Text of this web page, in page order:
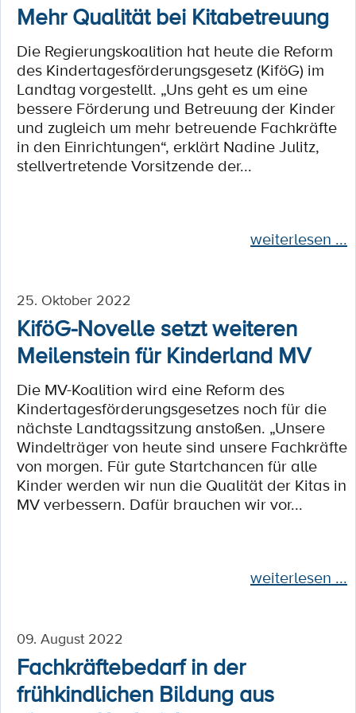
Mehr Qualität bei Kitabetreuung
Die Regierungskoalition hat heute die Reform
des Kindertagesförderungsgesetz (KiföG) im
Landtag vorgestellt. „Uns geht es um eine
bessere Förderung und Betreuung der Kinder
und zugleich um mehr betreuende Fachkräfte
in den Einrichtungen“, erklärt Nadine Julitz,
stellvertretende Vorsitzende der...
weiterlesen ...
25. Oktober 2022
KiföG-Novelle setzt weiteren
Meilenstein für Kinderland MV
Die MV-Koalition wird eine Reform des
Kindertagesförderungsgesetzes noch für die
nächste Landtagssitzung anstoßen. „Unsere
Windelträger von heute sind unsere Fachkräfte
von morgen. Für gute Startchancen für alle
Kinder werden wir nun die Qualität der Kitas in
MV verbessern. Dafür brauchen wir vor...
weiterlesen ...
09. August 2022
Fachkräftebedarf in der
frühkindlichen Bildung aus